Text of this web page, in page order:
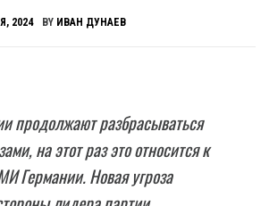
2024 BY ИВАН ДУНАЕВ
продолжают разбрасываться
на этот раз это относится к
Германии. Новая угроза